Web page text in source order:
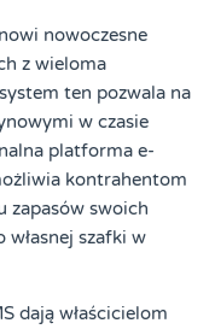
nowoczesne
z wieloma
ten pozwala na
w czasie
platforma e-
kontrahentom
zapasów swoich
szafki w
dają właścicielom